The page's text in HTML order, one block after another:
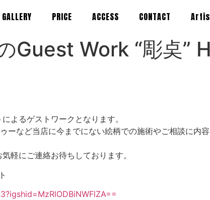
GALLERY PRICE ACCESS CONTACT
Guest Work “彫奌”
よるゲストワークとなります。
など当店に今までにない絵柄での施術やご相談に内
軽にご連絡お待ちしております。